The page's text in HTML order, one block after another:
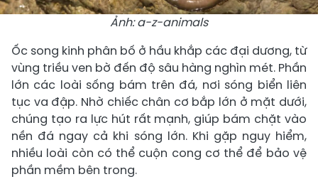
Ảnh: a-z-animals
Ốc song kinh phân bố ở hầu khắp các đại dương, từ
vùng triều ven bờ đến độ sâu hàng nghìn mét. Phần
lớn các loài sống bám trên đá, nơi sóng biển liên
tục va đập. Nhờ chiếc chân cơ bắp lớn ở mặt dưới,
chúng tạo ra lực hút rất mạnh, giúp bám chặt vào
nền đá ngay cả khi sóng lớn. Khi gặp nguy hiểm,
nhiều loài còn có thể cuộn cong cơ thể để bảo vệ
phần mềm bên trong.